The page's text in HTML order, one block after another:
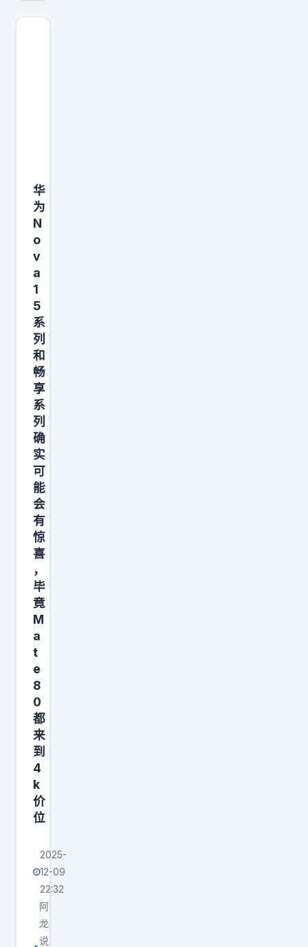
拍
人
都
没
调
好
设
置
。
打
开
相
机
，
点
左
边
“
更
多
”
，
选
高
像
素
模
式
华
为
N
o
v
a
1
5
系
列
和
畅
享
系
列
确
实
可
能
会
有
惊
喜
，
毕
竟
M
a
t
e
8
0
都
来
到
4
k
价
位
2025-
12-09
22:32
阿
龙
说